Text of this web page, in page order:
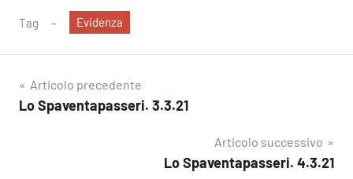
Tag Evidenza
Navigazione
articoli
Articolo precedente
Lo Spaventapasseri. 3.3.21
Articolo successivo
Lo Spaventapasseri. 4.3.21